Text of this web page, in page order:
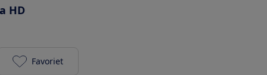
HD
Philips 55PUS7805/12 toevoegen aan je favorieten
Favoriet